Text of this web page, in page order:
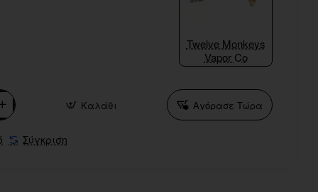
Twelve Monkeys
Vapor Co
Καλάθι Αγόρασε Τώρα
Σύγκριση